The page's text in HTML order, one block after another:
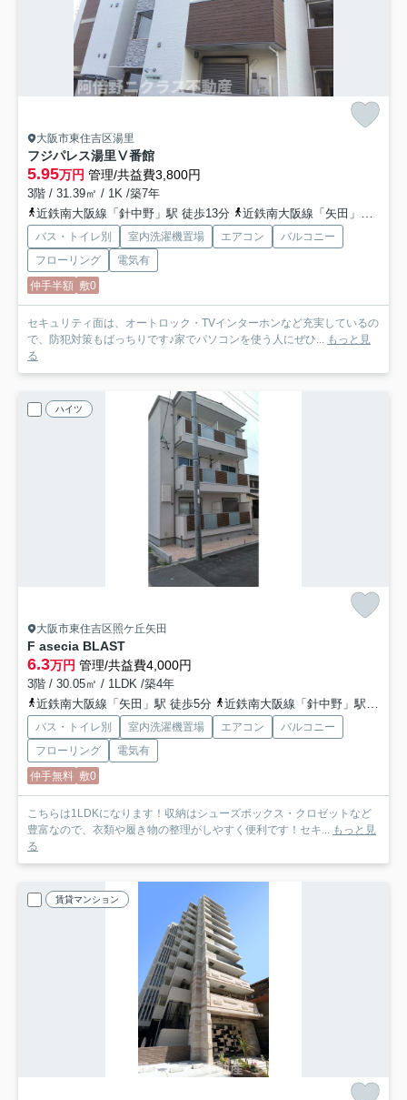
大阪市東住吉区湯里
フジパレス湯里Ⅴ番館
5.95万円 管理/共益費3,800円
3階 / 31.39㎡ / 1K /築7年
近鉄南大阪線「針中野」駅 徒歩13分
近鉄南大阪線「矢田」駅 徒歩15分
バス・トイレ別 室内洗濯機置場 エアコン
バルコニー
フローリング
電気有
仲手半額 敷0
セキュリティ面は、オートロック・TVインターホンなど充実しているの
で、防犯対策もばっちりです♪家でパソコンを使う人にぜひ... もっと見
る
ハイツ
大阪市東住吉区照ケ丘矢田
F asecia BLAST
6.3万円 管理/共益費4,000円
3階 / 30.05㎡ / 1LDK /築4年
近鉄南大阪線「矢田」駅 徒歩5分
近鉄南大阪線「針中野」駅 徒歩20分
バス・トイレ別 室内洗濯機置場 エアコン
バルコニー
フローリング
電気有
仲手無料 敷0
こちらは1LDKになります！収納はシューズボックス・クロゼットなど
豊富なので、衣類や履き物の整理がしやすく便利です！セキ... もっと見
る
賃貸マンション